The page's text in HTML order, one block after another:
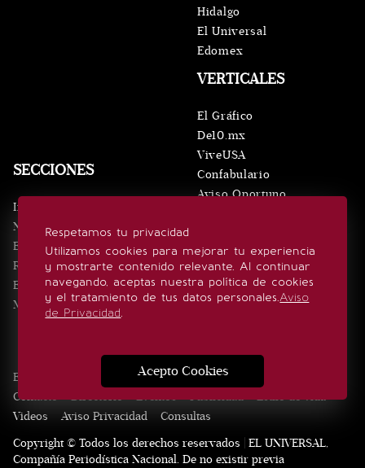
Respetamos tu privacidad
Utilizamos cookies para mejorar tu experiencia
y mostrarte contenido relevante. Al continuar
navegando, aceptas nuestra política de cookies
y el tratamiento de tus datos personales.Aviso
de Privacidad.
Acepto Cookies
SECCIONES
Inicio
Noticias
Eventos
Realeza
Estilo de vida
Minuto x Minuto
VERTICALES
El Gráfico
De10.mx
ViveUSA
Confabulario
Aviso Oportuno
Hidalgo
El Universal
Edomex
SÍGUENOS
Edición Impresa Noticias Quiénes somos
Contacto
Directorio Eventos Publicidad
Estilo de vida
Videos
Aviso Privacidad
Consultas
Copyright © Todos los derechos reservados | EL UNIVERSAL,
Compañía Periodística Nacional. De no existir previa